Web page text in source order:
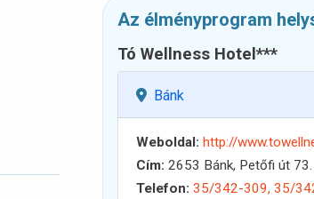
Az élményprogram
Tó Wellness Hotel***
Bánk
Weboldal: http://
Cím: 2653 Bánk, Petőfi út 73.
Telefon: 35/342-309, 35/